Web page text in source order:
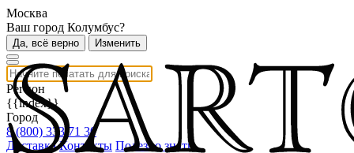
Москва
Ваш город Колумбус?
Да, всё верно Изменить
Регион
{{index}}
Город
8 (800) 333 71 30
Доставка Контакты Полезно знать